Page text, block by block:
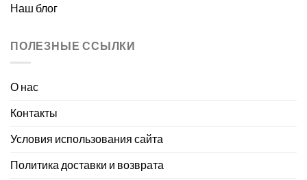
Наш блог
ПОЛЕЗНЫЕ ССЫЛКИ
О нас
Контакты
Условия использования сайта
Политика доставки и возврата